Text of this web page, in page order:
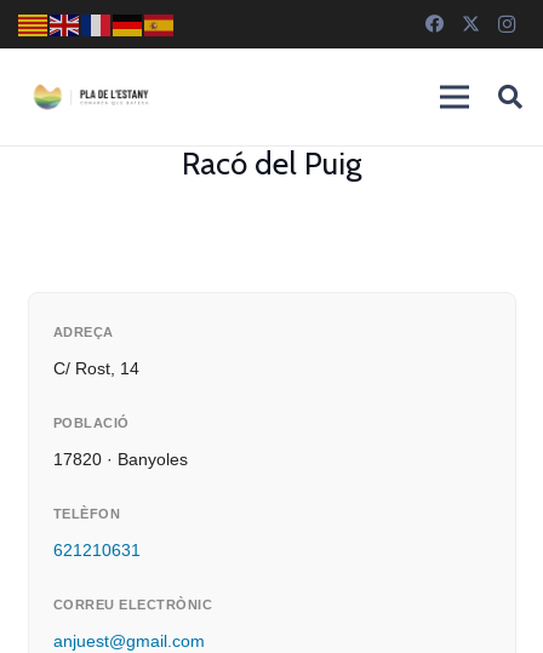
Racó del Puig
ADREÇA
C/ Rost, 14
POBLACIÓ
17820 · Banyoles
TELÈFON
621210631
CORREU ELECTRÒNIC
anjuest@gmail.com